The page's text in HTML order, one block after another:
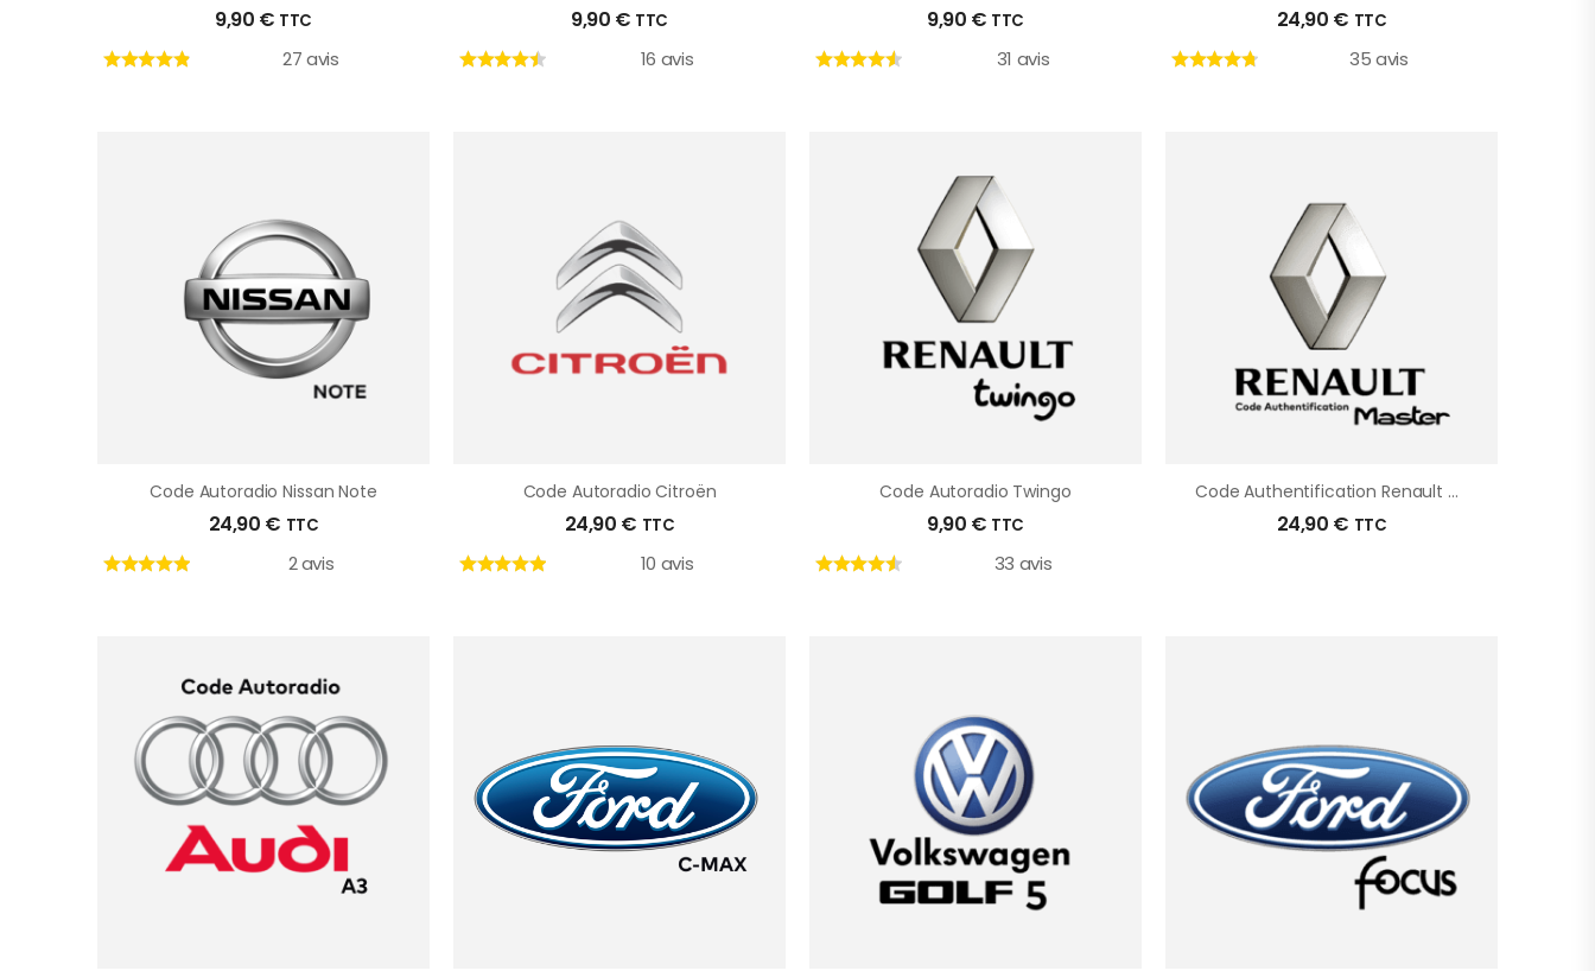
9,90 € TTC
27 avis
9,90 € TTC
16 avis
9,90 € TTC
31 avis
24,90 € TTC
35 avis
Code Autoradio Nissan Note
24,90 € TTC
2 avis
Code Autoradio Citroën
24,90 € TTC
10 avis
Code Autoradio Twingo
9,90 € TTC
33 avis
Code Authentification Renault Master
24,90 € TTC